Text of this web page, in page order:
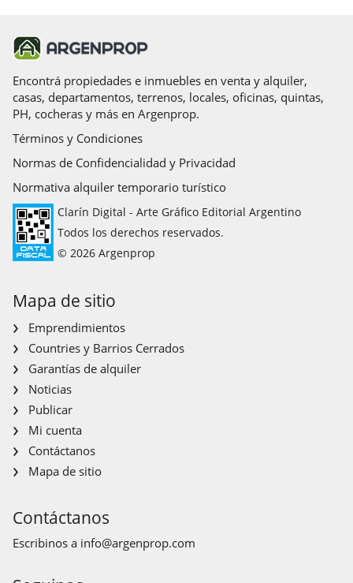
Encontrá propiedades e inmuebles en venta y alquiler,
casas, departamentos, terrenos, locales, oficinas, quintas,
PH, cocheras y más en Argenprop.
Términos y Condiciones
Normas de Confidencialidad y Privacidad
Normativa alquiler temporario turístico
Clarín Digital - Arte Gráfico Editorial Argentino
Todos los derechos reservados.
© 2026 Argenprop
Mapa de sitio
Emprendimientos
Countries y Barrios Cerrados
Garantías de alquiler
Noticias
Publicar
Mi cuenta
Contáctanos
Mapa de sitio
Contáctanos
Escribinos a info@argenprop.com